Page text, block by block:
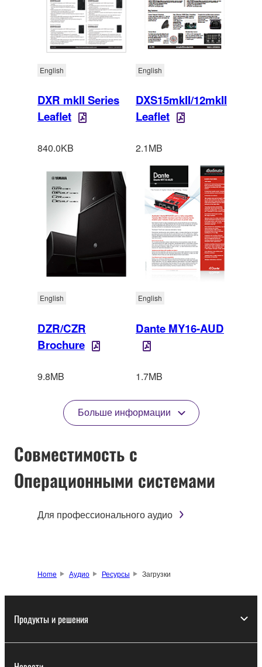
DXR mkII Series
Leaflet
English
840.0KB
DXS15mkII/12mkII
Leaflet
English
2.1MB
DZR/CZR
Brochure
English
9.8MB
Dante MY16-AUD
English
1.7MB
Больше информации
Совместимость с
Операционными системами
Для профессионального аудио
Home Аудио Ресурсы Загрузки
Продукты и решения